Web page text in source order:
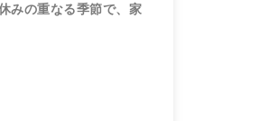
みの重なる季節で、家